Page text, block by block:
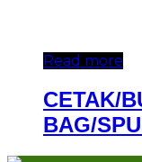
Read more
CETAK/
BAG/